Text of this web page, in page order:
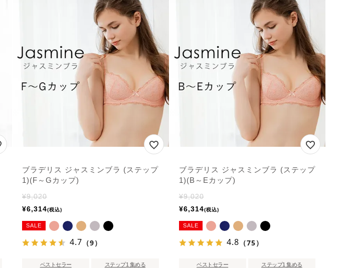
ブラデリス ジャスミンブラ (ステップ
1)(F～Gカップ)
¥9,020
¥6,314 税込
SALE
4.7 （9）
ベストセラー ステップ1 集める
ブラデリス ジャスミンブラ (ステップ
1)(B～Eカップ)
¥9,020
¥6,314 税込
SALE
4.8 （75）
ベストセラー ステップ1 集める